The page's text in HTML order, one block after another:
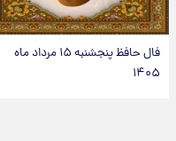
فال حافظ پنجشنبه ۱۵ مرداد ماه
۱۴۰۵